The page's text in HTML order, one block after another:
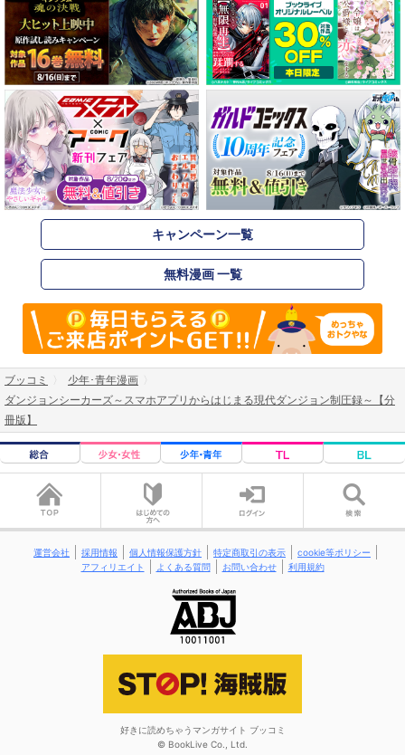
キャンペーン一覧
無料漫画 一覧
ブッコミ
少年･青年漫画
ダンジョンシーカーズ～スマホアプリからはじまる現代ダンジョン制圧録～【分
冊版】
運営会社 採用情報 個人情報保護方針 特定商取引の表示
cookie等ポリシー
アフィリエイト
よくある質問 お問い合わせ 利用規約
好きに読めちゃうマンガサイト ブッコミ
© BookLive Co., Ltd.